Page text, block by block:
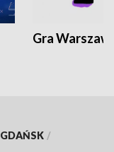
Gra
GDAŃSK /